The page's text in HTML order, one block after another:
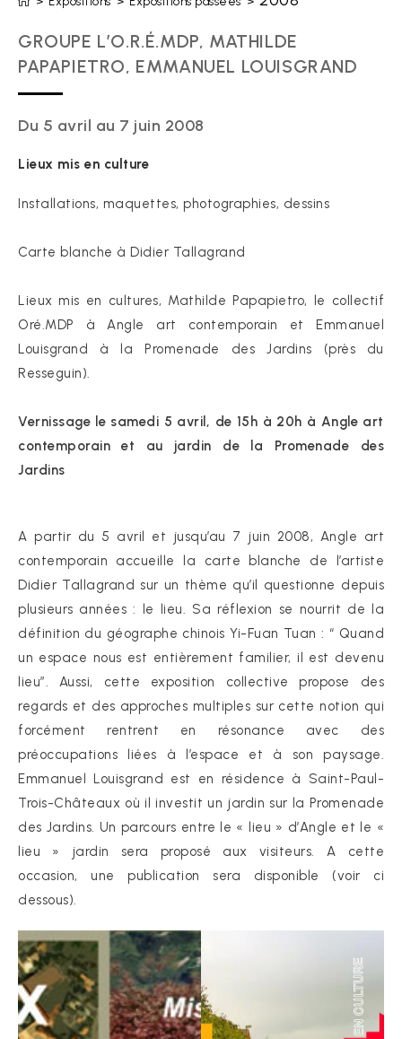
GROUPE L’O.R.É.MDP, MATHILDE
PAPAPIETRO, EMMANUEL LOUISGRAND
Du 5 avril au 7 juin 2008
Lieux mis en culture
Installations, maquettes, photographies, dessins
Carte blanche à Didier Tallagrand
Lieux mis en cultures, Mathilde Papapietro, le collectif
Oré.MDP à Angle art contemporain et Emmanuel
Louisgrand à la Promenade des Jardins (près du
Resseguin).
Vernissage le samedi 5 avril, de 15h à 20h à Angle art
contemporain et au jardin de la Promenade des
Jardins
A partir du 5 avril et jusqu’au 7 juin 2008, Angle art
contemporain accueille la carte blanche de l’artiste
Didier Tallagrand sur un thème qu’il questionne depuis
plusieurs années : le lieu. Sa réflexion se nourrit de la
définition du géographe chinois Yi-Fuan Tuan : “ Quand
un espace nous est entièrement familier, il est devenu
lieu”. Aussi, cette exposition collective propose des
regards et des approches multiples sur cette notion qui
forcément rentrent en résonance avec des
préoccupations liées à l’espace et à son paysage.
Emmanuel Louisgrand est en résidence à Saint-Paul-
Trois-Châteaux où il investit un jardin sur la Promenade
des Jardins. Un parcours entre le « lieu » d’Angle et le «
lieu » jardin sera proposé aux visiteurs. A cette
occasion, une publication sera disponible (voir ci
dessous).